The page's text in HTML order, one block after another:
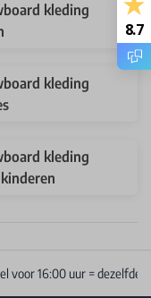
kleding
kleding
kleding
8.7
voor 16:00 uur = dezelfde